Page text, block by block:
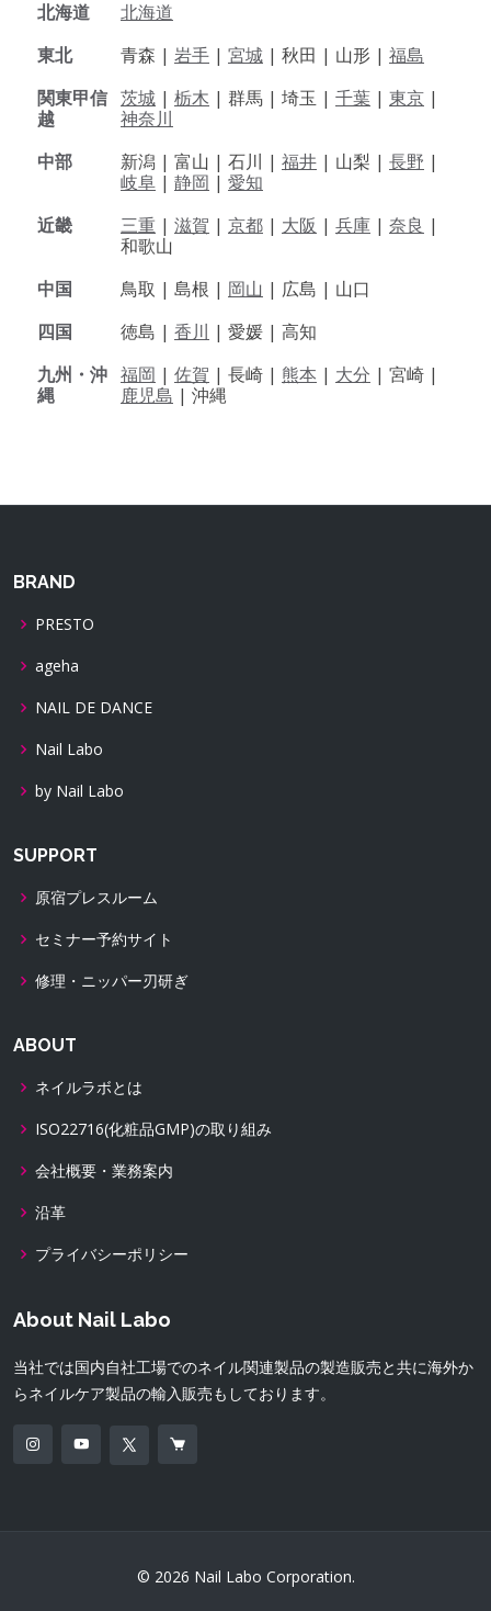
北海道
北海道
東北
青森 | 岩手 | 宮城 | 秋田 | 山形 | 福島
関東甲信
越
茨城 | 栃木 | 群馬 | 埼玉 | 千葉 | 東京 |
神奈川
中部
新潟 | 富山 | 石川 | 福井 | 山梨 | 長野 |
岐阜 | 静岡 | 愛知
近畿
三重 | 滋賀 | 京都 | 大阪 | 兵庫 | 奈良 |
和歌山
中国
鳥取 | 島根 | 岡山 | 広島 | 山口
四国
徳島 | 香川 | 愛媛 | 高知
九州・沖
縄
福岡 | 佐賀 | 長崎 | 熊本 | 大分 | 宮崎 |
鹿児島 | 沖縄
BRAND
PRESTO
ageha
NAIL DE DANCE
Nail Labo
by Nail Labo
SUPPORT
原宿プレスルーム
セミナー予約サイト
修理・ニッパー刃研ぎ
ABOUT
ネイルラボとは
ISO22716(化粧品GMP)の取り組み
会社概要・業務案内
沿革
プライバシーポリシー
About Nail Labo
当社では国内自社工場でのネイル関連製品の製造販売と共に海外か
らネイルケア製品の輸入販売もしております。
© 2026 Nail Labo Corporation.